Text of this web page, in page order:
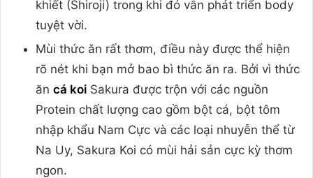
khiết (Shiroji) trong khi đó vẫn phát triển body
tuyệt vời.
Mùi thức ăn rất thơm, điều này được thể hiện
rõ nét khi bạn mở bao bì thức ăn ra. Bởi vì thức
ăn cá koi Sakura được trộn với các nguồn
Protein chất lượng cao gồm bột cá, bột tôm
nhập khẩu Nam Cực và các loại nhuyễn thể từ
Na Uy, Sakura Koi có mùi hải sản cực kỳ thơm
ngon.